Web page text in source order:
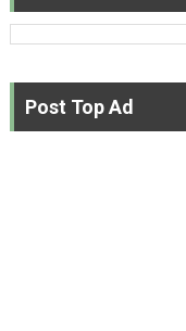
Post Top Ad